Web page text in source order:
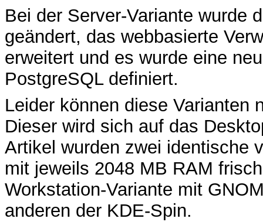
Bei der Server-Variante wurde
geändert, das webbasierte
erweitert und es wurde eine
PostgreSQL definiert.
Leider können diese Varianten
Dieser wird sich auf das
Artikel wurden zwei identische
mit jeweils 2048 MB RAM
Workstation-Variante mit
anderen der KDE-Spin.